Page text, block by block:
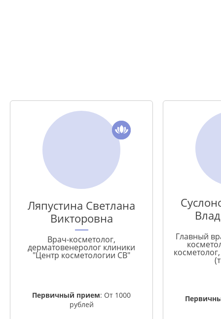
Ляпустина Светлана
Викторовна
Врач-косметолог,
дерматовенеролог клиники
"Центр косметологии СВ"
Первичный прием: От 1000
рублей
Главный